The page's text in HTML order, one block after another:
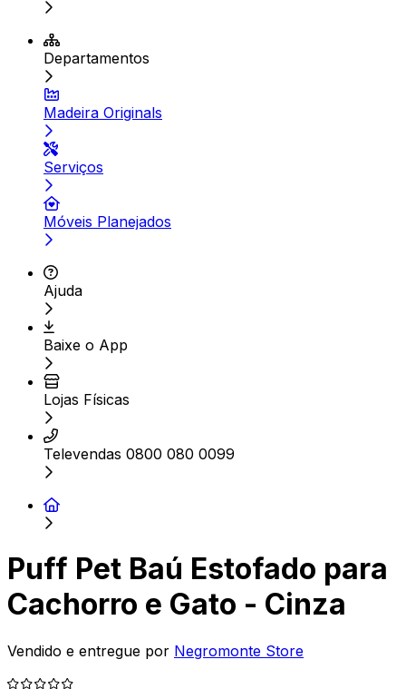
Departamentos
Madeira Originals
Serviços
Móveis Planejados
Ajuda
Baixe o App
Lojas Físicas
Televendas 0800 080 0099
Puff Pet Baú Estofado para
Cachorro e Gato - Cinza
Vendido e entregue por Negromonte Store